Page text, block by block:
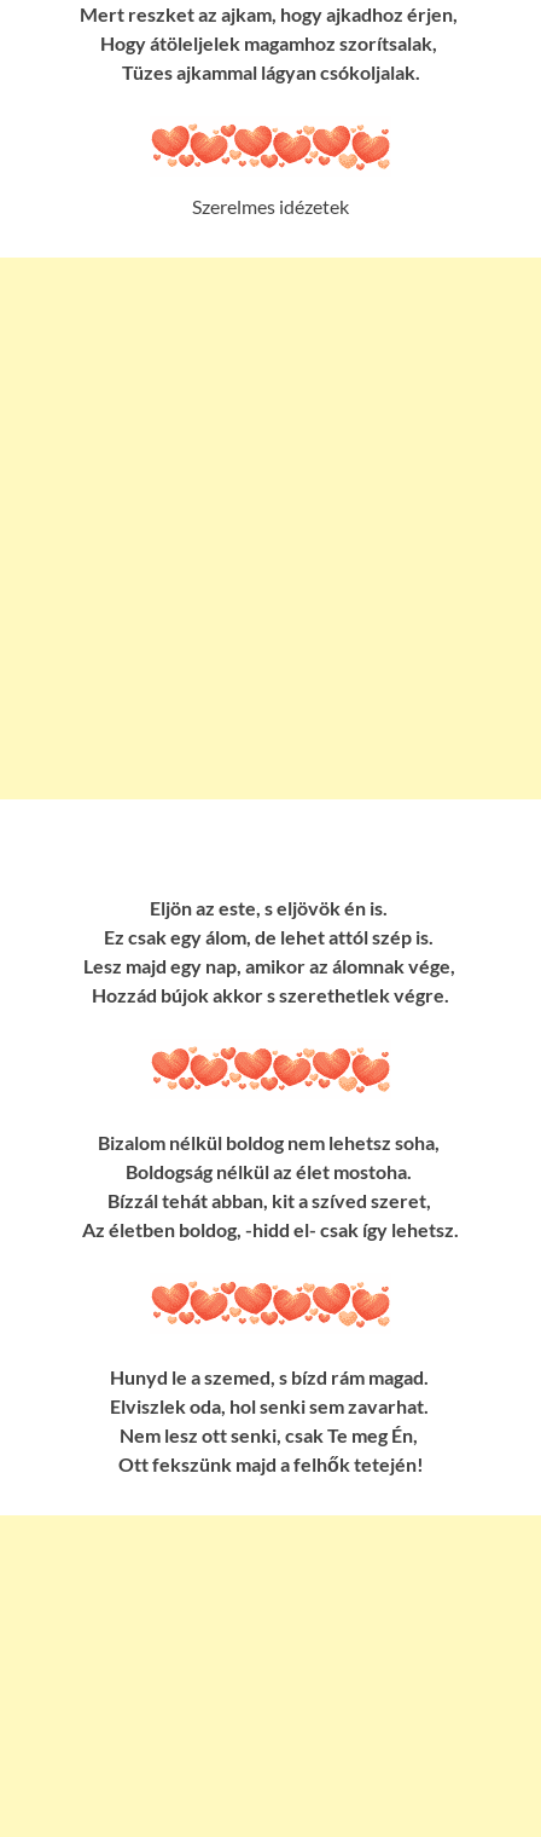
Mert reszket az ajkam, hogy ajkadhoz érjen,
Hogy átöleljelek magamhoz szorítsalak,
Tüzes ajkammal lágyan csókoljalak.
Szerelmes idézetek
Eljön az este, s eljövök én is.
Ez csak egy álom, de lehet attól szép is.
Lesz majd egy nap, amikor az álomnak vége,
Hozzád bújok akkor s szerethetlek végre.
Bizalom nélkül boldog nem lehetsz soha,
Boldogság nélkül az élet mostoha.
Bízzál tehát abban, kit a szíved szeret,
Az életben boldog, -hidd el- csak így lehetsz.
Hunyd le a szemed, s bízd rám magad.
Elviszlek oda, hol senki sem zavarhat.
Nem lesz ott senki, csak Te meg Én,
Ott fekszünk majd a felhők tetején!